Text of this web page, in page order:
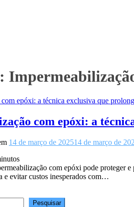
com epóxi: a
14 de março de 202514 de março de
com epóxi pode proteger
e evitar custos inesperados com…
Pesquisar